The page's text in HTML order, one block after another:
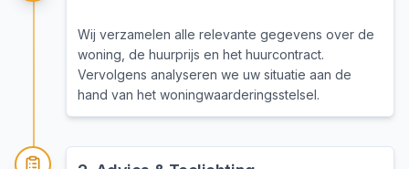
Wij verzamelen alle relevante gegevens over de
woning, de huurprijs en het huurcontract.
Vervolgens analyseren we uw situatie aan de
hand van het woningwaarderingsstelsel.